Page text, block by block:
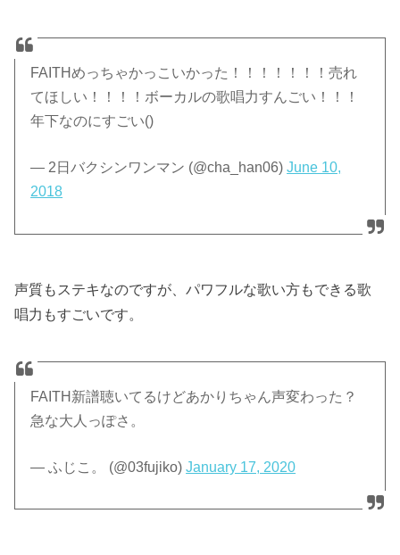
FAITHめっちゃかっこいかった！！！！！！！売れ
てほしい！！！！ボーカルの歌唱力すんごい！！！
年下なのにすごい()
— 2日バクシンワンマン (@cha_han06)June 10,
2018
声質もステキなのですが、パワフルな歌い方もできる歌
唱力もすごいです。
FAITH新譜聴いてるけどあかりちゃん声変わった？
急な大人っぽさ。
— ふじこ。 (@03fujiko)January 17, 2020